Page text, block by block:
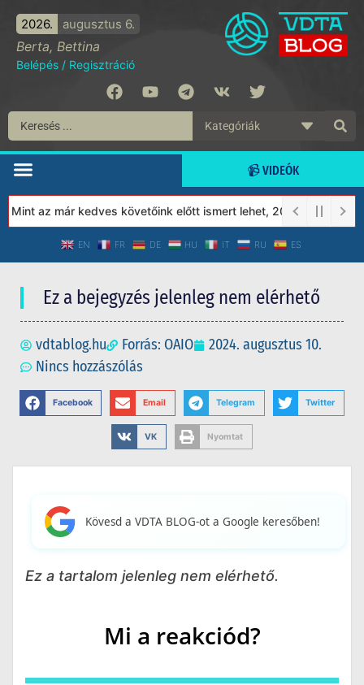
2026. augusztus 6.
Berta, Bettina
Belépés / Regisztráció
📹 VIDEÓK
az már kedves követőink előtt ismert lehet, 2023-tól a Védett
EN FR DE HU IT RU ES
Ez a bejegyzés jelenleg nem elérhető
vdtablog.hu Forrás: OAIO
2024. augusztus 10.
Nincs hozzászólás
Facebook Email Telegram Twitter
VK Nyomtat
Kövesd a VDTA BLOG-ot a Google keresőben!
Ez a tartalom jelenleg nem elérhető.
Mi a reakciód?